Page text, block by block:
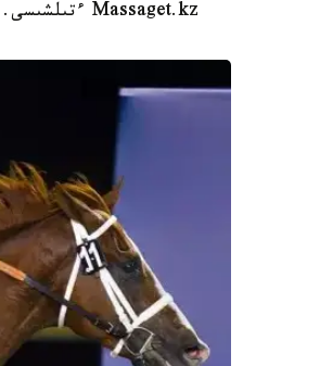
Massaget.kz ءتىلشىسى.